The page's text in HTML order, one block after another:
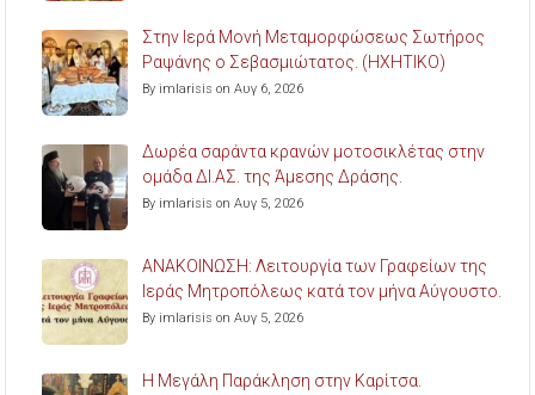
Στην Ιερά Μονή Μεταμορφώσεως Σωτήρος
Ραψάνης ο Σεβασμιώτατος. (ΗΧΗΤΙΚΟ)
By imlarisis on Αυγ 6, 2026
Δωρέα σαράντα κρανών μοτοσικλέτας στην
ομάδα ΔΙ.ΑΣ. της Άμεσης Δράσης.
By imlarisis on Αυγ 5, 2026
ΑΝΑΚΟΙΝΩΣΗ: Λειτουργία των Γραφείων της
Ιεράς Μητροπόλεως κατά τον μήνα Αύγουστο.
By imlarisis on Αυγ 5, 2026
Η Μεγάλη Παράκληση στην Καρίτσα.